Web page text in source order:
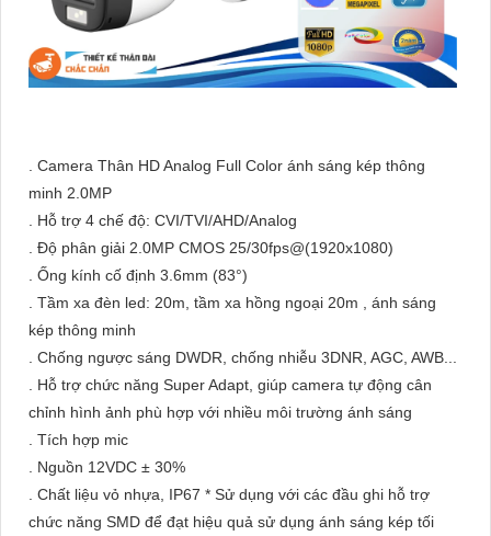
. Camera Thân HD Analog Full Color ánh sáng kép thông
minh 2.0MP
. Hỗ trợ 4 chế độ: CVI/TVI/AHD/Analog
. Độ phân giải 2.0MP CMOS 25/30fps@(1920x1080)
. Ống kính cố định 3.6mm (83°)
. Tầm xa đèn led: 20m, tầm xa hồng ngoại 20m , ánh sáng
kép thông minh
. Chống ngược sáng DWDR, chống nhiễu 3DNR, AGC, AWB...
. Hỗ trợ chức năng Super Adapt, giúp camera tự động cân
chỉnh hình ảnh phù hợp với nhiều môi trường ánh sáng
. Tích hợp mic
. Nguồn 12VDC ± 30%
. Chất liệu vỏ nhựa, IP67 * Sử dụng với các đầu ghi hỗ trợ
chức năng SMD để đạt hiệu quả sử dụng ánh sáng kép tối